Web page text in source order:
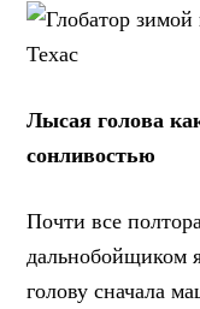
Лысая голова
сонливостью
Почти все
дальнобойщиком
голову сначала